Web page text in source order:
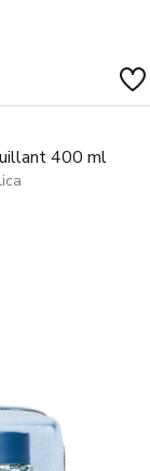
400 ml